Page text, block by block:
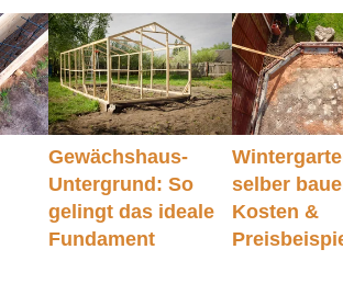
Gewächshaus-
Untergrund: So
gelingt das ideale
Fundament
selber
Kosten &